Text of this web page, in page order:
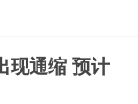
现通缩 预计